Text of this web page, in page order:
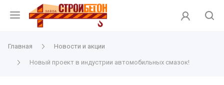
Главная Новости и акции
Новый проект в индустрии автомобильных смазок!